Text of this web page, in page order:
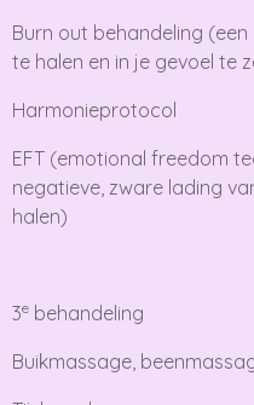
Burn out behandeling
te halen en in je gevoel te
Harmonieprotocol
EFT (emotional freedom
negatieve, zware lading
halen)
3e behandeling
Buikmassage,